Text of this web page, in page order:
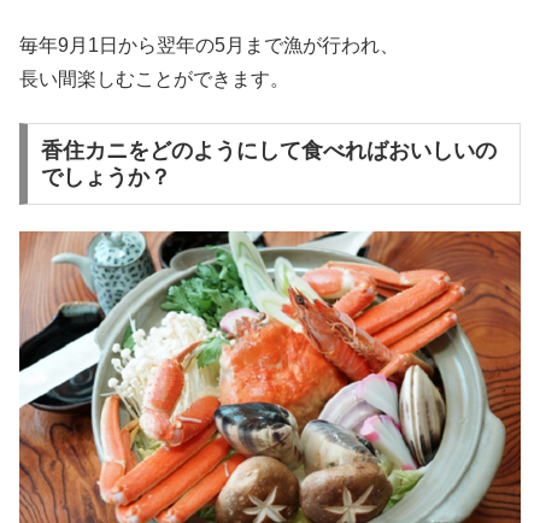
毎年9月1日から翌年の5月まで漁が行われ、
長い間楽しむことができます。
香住カニをどのようにして食べればおいしいの
でしょうか？